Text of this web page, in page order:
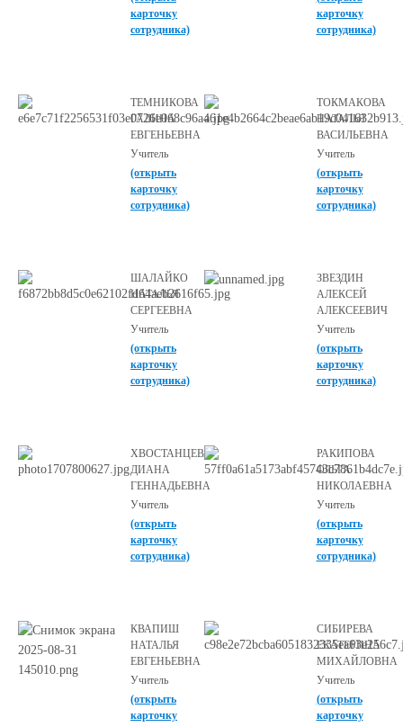
карточку
сотрудника)
карточку
сотрудника)
ТЕМНИКОВА
ГАЛИНА
ЕВГЕНЬЕВНА
Учитель
(открыть
карточку
сотрудника)
ТОКМАКОВА
НАТАЛЬЯ
ВАСИЛЬЕВНА
Учитель
(открыть
карточку
сотрудника)
ШАЛАЙКО
НАТАЛЬЯ
СЕРГЕЕВНА
Учитель
(открыть
карточку
сотрудника)
ЗВЕЗДИН
АЛЕКСЕЙ
АЛЕКСЕЕВИЧ
Учитель
(открыть
карточку
сотрудника)
ХВОСТАНЦЕВА
ДИАНА
ГЕННАДЬЕВНА
Учитель
(открыть
карточку
сотрудника)
РАКИПОВА
ОЛЬГА
НИКОЛАЕВНА
Учитель
(открыть
карточку
сотрудника)
КВАПИШ
НАТАЛЬЯ
ЕВГЕНЬЕВНА
Учитель
(открыть
карточку
СИБИРЕВА
ЕКАТЕРИНА
МИХАЙЛОВНА
Учитель
(открыть
карточку